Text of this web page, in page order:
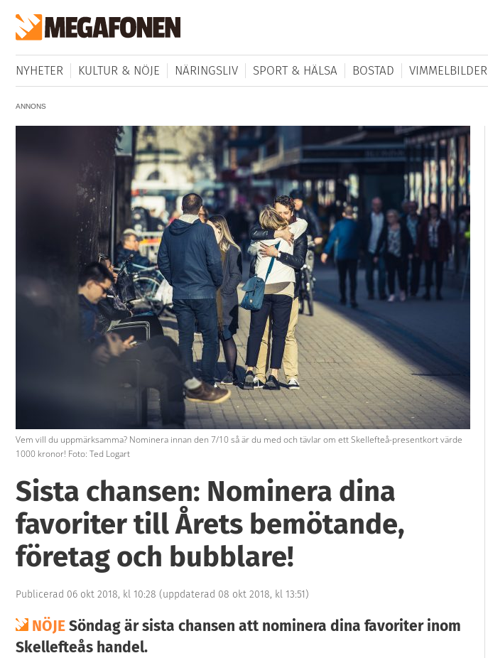
NYHETER KULTUR & NÖJE NÄRINGSLIV SPORT & HÄLSA BOSTAD VIMMELBILDER
ANNONS
Vem vill du uppmärksamma? Nominera innan den 7/10 så är du med och tävlar om ett Skellefteå-presentkort värde
1000 kronor! Foto: Ted Logart
Sista chansen: Nominera dina
favoriter till Årets bemötande,
företag och bubblare!
Publicerad 06 okt 2018, kl 10:28 (uppdaterad 08 okt 2018, kl 13:51)
NÖJESöndag är sista chansen att nominera dina favoriter inom
Skellefteås handel.